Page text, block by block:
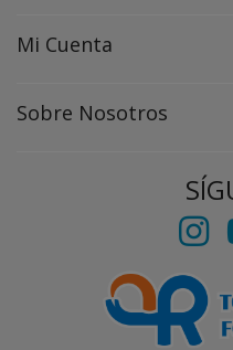
Mi Cuenta
Sobre Nosotros